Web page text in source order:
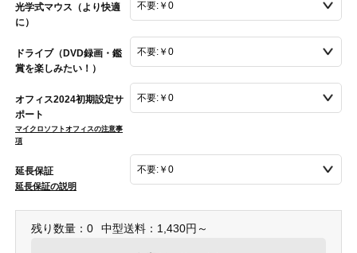
光学式マウス（より快適
に）
ドライブ（DVD録画・鑑
賞を楽しみたい！）
オフィス2024初期設定サ
ポート
マイクロソフトオフィスの注意事
項
延長保証
延長保証の説明
残り数量：0 中型送料：1,430円～